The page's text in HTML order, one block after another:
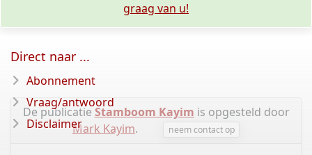
graag van u!
De publicatieStamboom Kayim is opgesteld door
Mark Kayim. neem contact op
Direct naar ...
Abonnement
Vraag/antwoord
Disclaimer